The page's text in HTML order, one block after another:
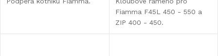
Fiamma F45L 450 - 550 a
ZIP 400 - 450.